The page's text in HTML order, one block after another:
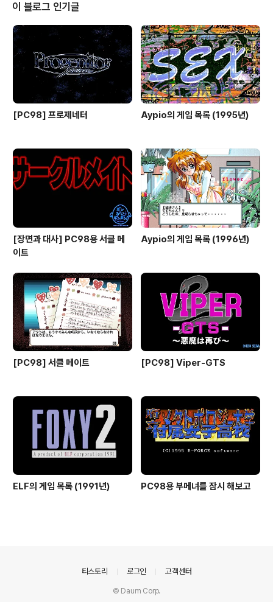
이 블로그 인기글
[PC98] 프로제네터 Aypio의 게임 목록 (1995년)
[장면과 대사] PC98용 서클 메
이트
Aypio의 게임 목록 (1996년)
[PC98] 서클 메이트 [PC98] Viper-GTS
ELF의 게임 목록 (1991년) PC98용 부메녀를 잠시 해보고
티스토리 로그인 고객센터
© Daum Corp.